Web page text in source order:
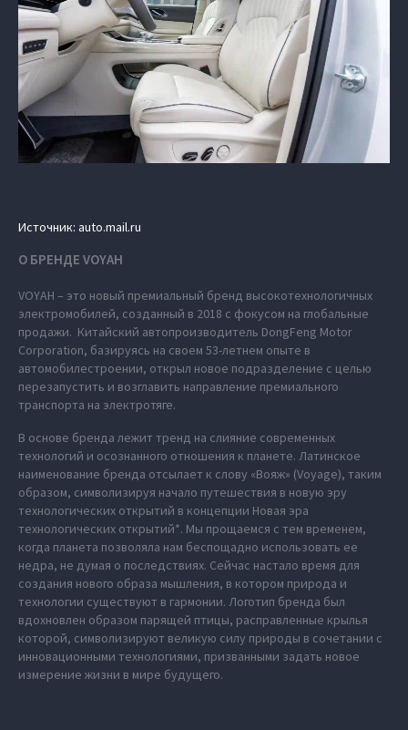
Источник: auto.mail.ru
О БРЕНДЕ VOYAH
VOYAH – это новый премиальный бренд высокотехнологичных
электромобилей, созданный в 2018 с фокусом на глобальные
продажи. Китайский автопроизводитель DongFeng Motor
Corporation, базируясь на своем 53-летнем опыте в
автомобилестроении, открыл новое подразделение с целью
перезапустить и возглавить направление премиального
транспорта на электротяге.
В основе бренда лежит тренд на слияние современных
технологий и осознанного отношения к планете. Латинское
наименование бренда отсылает к слову «Вояж» (Voyage), таким
образом, символизируя начало путешествия в новую эру
технологических открытий в концепции Новая эра
технологических открытий*. Мы прощаемся с тем временем,
когда планета позволяла нам беспощадно использовать ее
недра, не думая о последствиях. Сейчас настало время для
создания нового образа мышления, в котором природа и
технологии существуют в гармонии. Логотип бренда был
вдохновлен образом парящей птицы, расправленные крылья
которой, символизируют великую силу природы в сочетании с
инновационными технологиями, призванными задать новое
измерение жизни в мире будущего.